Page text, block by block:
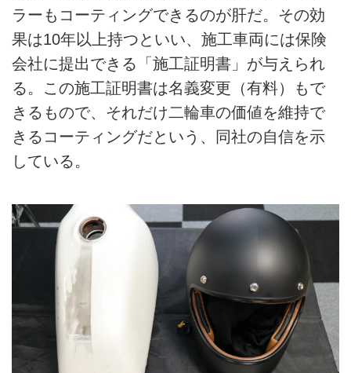
ラーもコーティングできるのが肝だ。その効
果は10年以上持つといい、施工車両には保険
会社に提出できる「施工証明書」が与えられ
る。この施工証明書は名義変更（有料）もで
きるもので、それだけ二輪車の価値を維持で
きるコーティングだという、同社の自信を示
している。